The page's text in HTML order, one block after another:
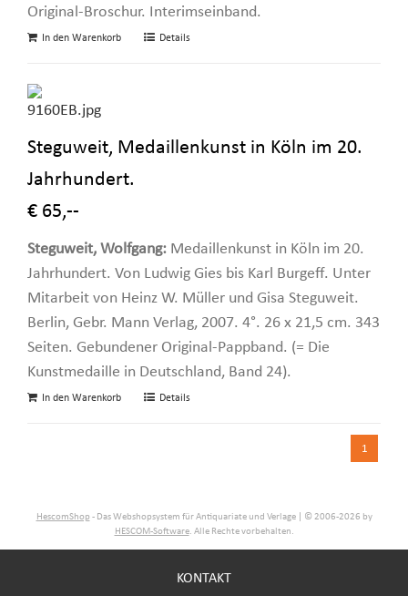
Original-Broschur. Interimseinband.
In den Warenkorb Details
Steguweit, Medaillenkunst in Köln im 20.
Jahrhundert.
€ 65,--
Steguweit, Wolfgang: Medaillenkunst in Köln im 20.
Jahrhundert. Von Ludwig Gies bis Karl Burgeff. Unter
Mitarbeit von Heinz W. Müller und Gisa Steguweit.
Berlin, Gebr. Mann Verlag, 2007. 4°. 26 x 21,5 cm. 343
Seiten. Gebundener Original-Pappband. (= Die
Kunstmedaille in Deutschland, Band 24).
In den Warenkorb Details
1
HescomShop - Das Webshopsystem für Antiquariate und Verlage | © 2006-2026 by
HESCOM-Software. Alle Rechte vorbehalten.
KONTAKT